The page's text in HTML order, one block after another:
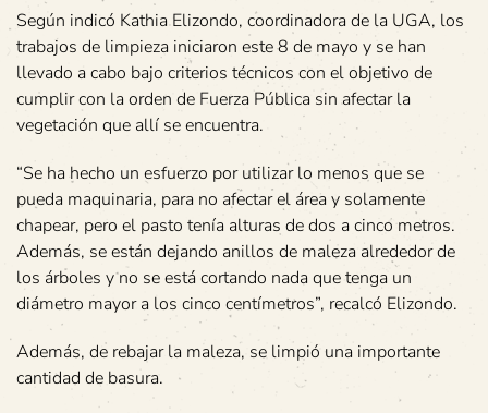
Según indicó Kathia Elizondo, coordinadora de la UGA, los
trabajos de limpieza iniciaron este 8 de mayo y se han
llevado a cabo bajo criterios técnicos con el objetivo de
cumplir con la orden de Fuerza Pública sin afectar la
vegetación que allí se encuentra.
“Se ha hecho un esfuerzo por utilizar lo menos que se
pueda maquinaria, para no afectar el área y solamente
chapear, pero el pasto tenía alturas de dos a cinco metros.
Además, se están dejando anillos de maleza alrededor de
los árboles y no se está cortando nada que tenga un
diámetro mayor a los cinco centímetros”, recalcó Elizondo.
Además, de rebajar la maleza, se limpió una importante
cantidad de basura.